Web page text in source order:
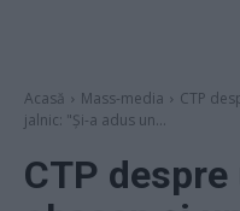
Acasă Mass-media
CTP
jalnic: "Și-a adus un...
CTP